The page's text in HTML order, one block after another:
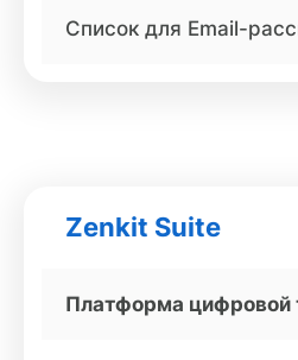
Список для Email-
Zenkit Suite
Платформа цифровой